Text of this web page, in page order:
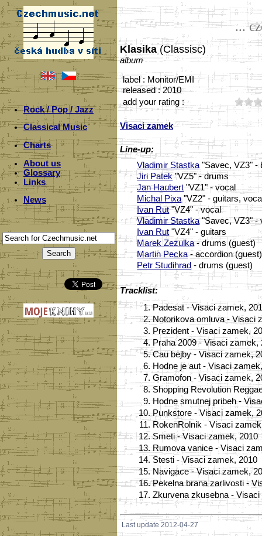
Rock / Pop / Jazz
Classical Music
Charts
About us
Glossary
Links
News
...
Klasika(Classisc)
album
label : Monitor/EMI
released : 2010
add your rating :
Visaci zamek
Line-up:
Vladimir Stastka"Savec, VZ3" -
Jiri Patek"VZ5" - drums
Jan Haubert"VZ1" - vocal
Michal Pixa"VZ2" - guitars,
Ivan Rut"VZ4" - vocal
Vladimir Stastka"Savec, VZ3" -
Ivan Rut "VZ4" - guitars
Marek Zezulka- drums (guest)
Martin Pecka- accordion (guest)
Petr Studihrad - drums (guest)
Tracklist:
1. Padesat - Visaci zamek,
2. Notorikova omluva - Visaci
3. Prezident - Visaci zamek,
4. Praha 2009 - Visaci zamek,
5. Cau bejby - Visaci zamek,
6. Hodne je aut - Visaci
7. Gramofon - Visaci zamek,
8. Shopping Revolution
9. Hodne smutnej pribeh -
10. Punkstore - Visaci zamek,
11. RokenRolnik - Visaci
12. Smeti - Visaci zamek, 2010
13. Rumova vanice - Visaci
14. Stesti - Visaci zamek, 2010
15. Navigace - Visaci zamek,
16. Pekelna brana zarlivosti -
17. Zkurvena zkusebna -
Last update 2012-04-27